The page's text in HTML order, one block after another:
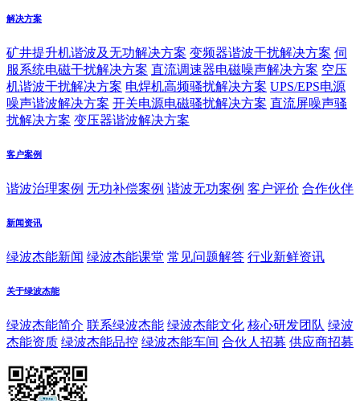
解决方案
矿井提升机谐波及无功解决方案 变频器谐波干扰解决方案 伺
服系统电磁干扰解决方案 直流调速器电磁噪声解决方案 空压
机谐波干扰解决方案 电焊机高频骚扰解决方案 UPS/EPS电源
噪声谐波解决方案 开关电源电磁骚扰解决方案 直流屏噪声骚
扰解决方案 变压器谐波解决方案
客户案例
谐波治理案例 无功补偿案例 谐波无功案例 客户评价 合作伙伴
新闻资讯
绿波杰能新闻 绿波杰能课堂 常见问题解答 行业新鲜资讯
关于绿波杰能
绿波杰能简介 联系绿波杰能 绿波杰能文化 核心研发团队 绿波
杰能资质 绿波杰能品控 绿波杰能车间 合伙人招募 供应商招募